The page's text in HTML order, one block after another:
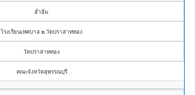
อ่ำอิ่ม
โรงเรียนเทศบาล ๒ วัดปราสาททอง
วัดปราสาททอง
คณะจังหวัดสุพรรณบุรี